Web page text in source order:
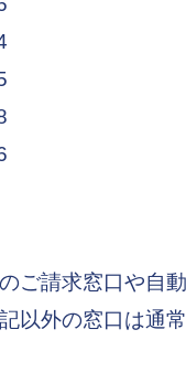
ご請求窓口や自
以外の窓口は通